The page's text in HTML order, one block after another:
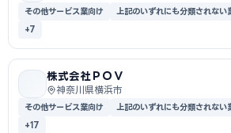
その他サービス業向け 上記のいずれにも分類されない
+7
株式会社ＰＯＶ
神奈川県横浜市
その他サービス業向け 上記のいずれにも分類されない
+17